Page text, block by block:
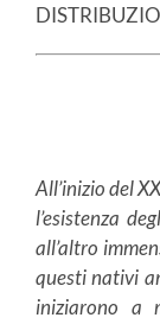
All’inizio del
l’esistenza
all’altro
questi nativi
iniziarono a